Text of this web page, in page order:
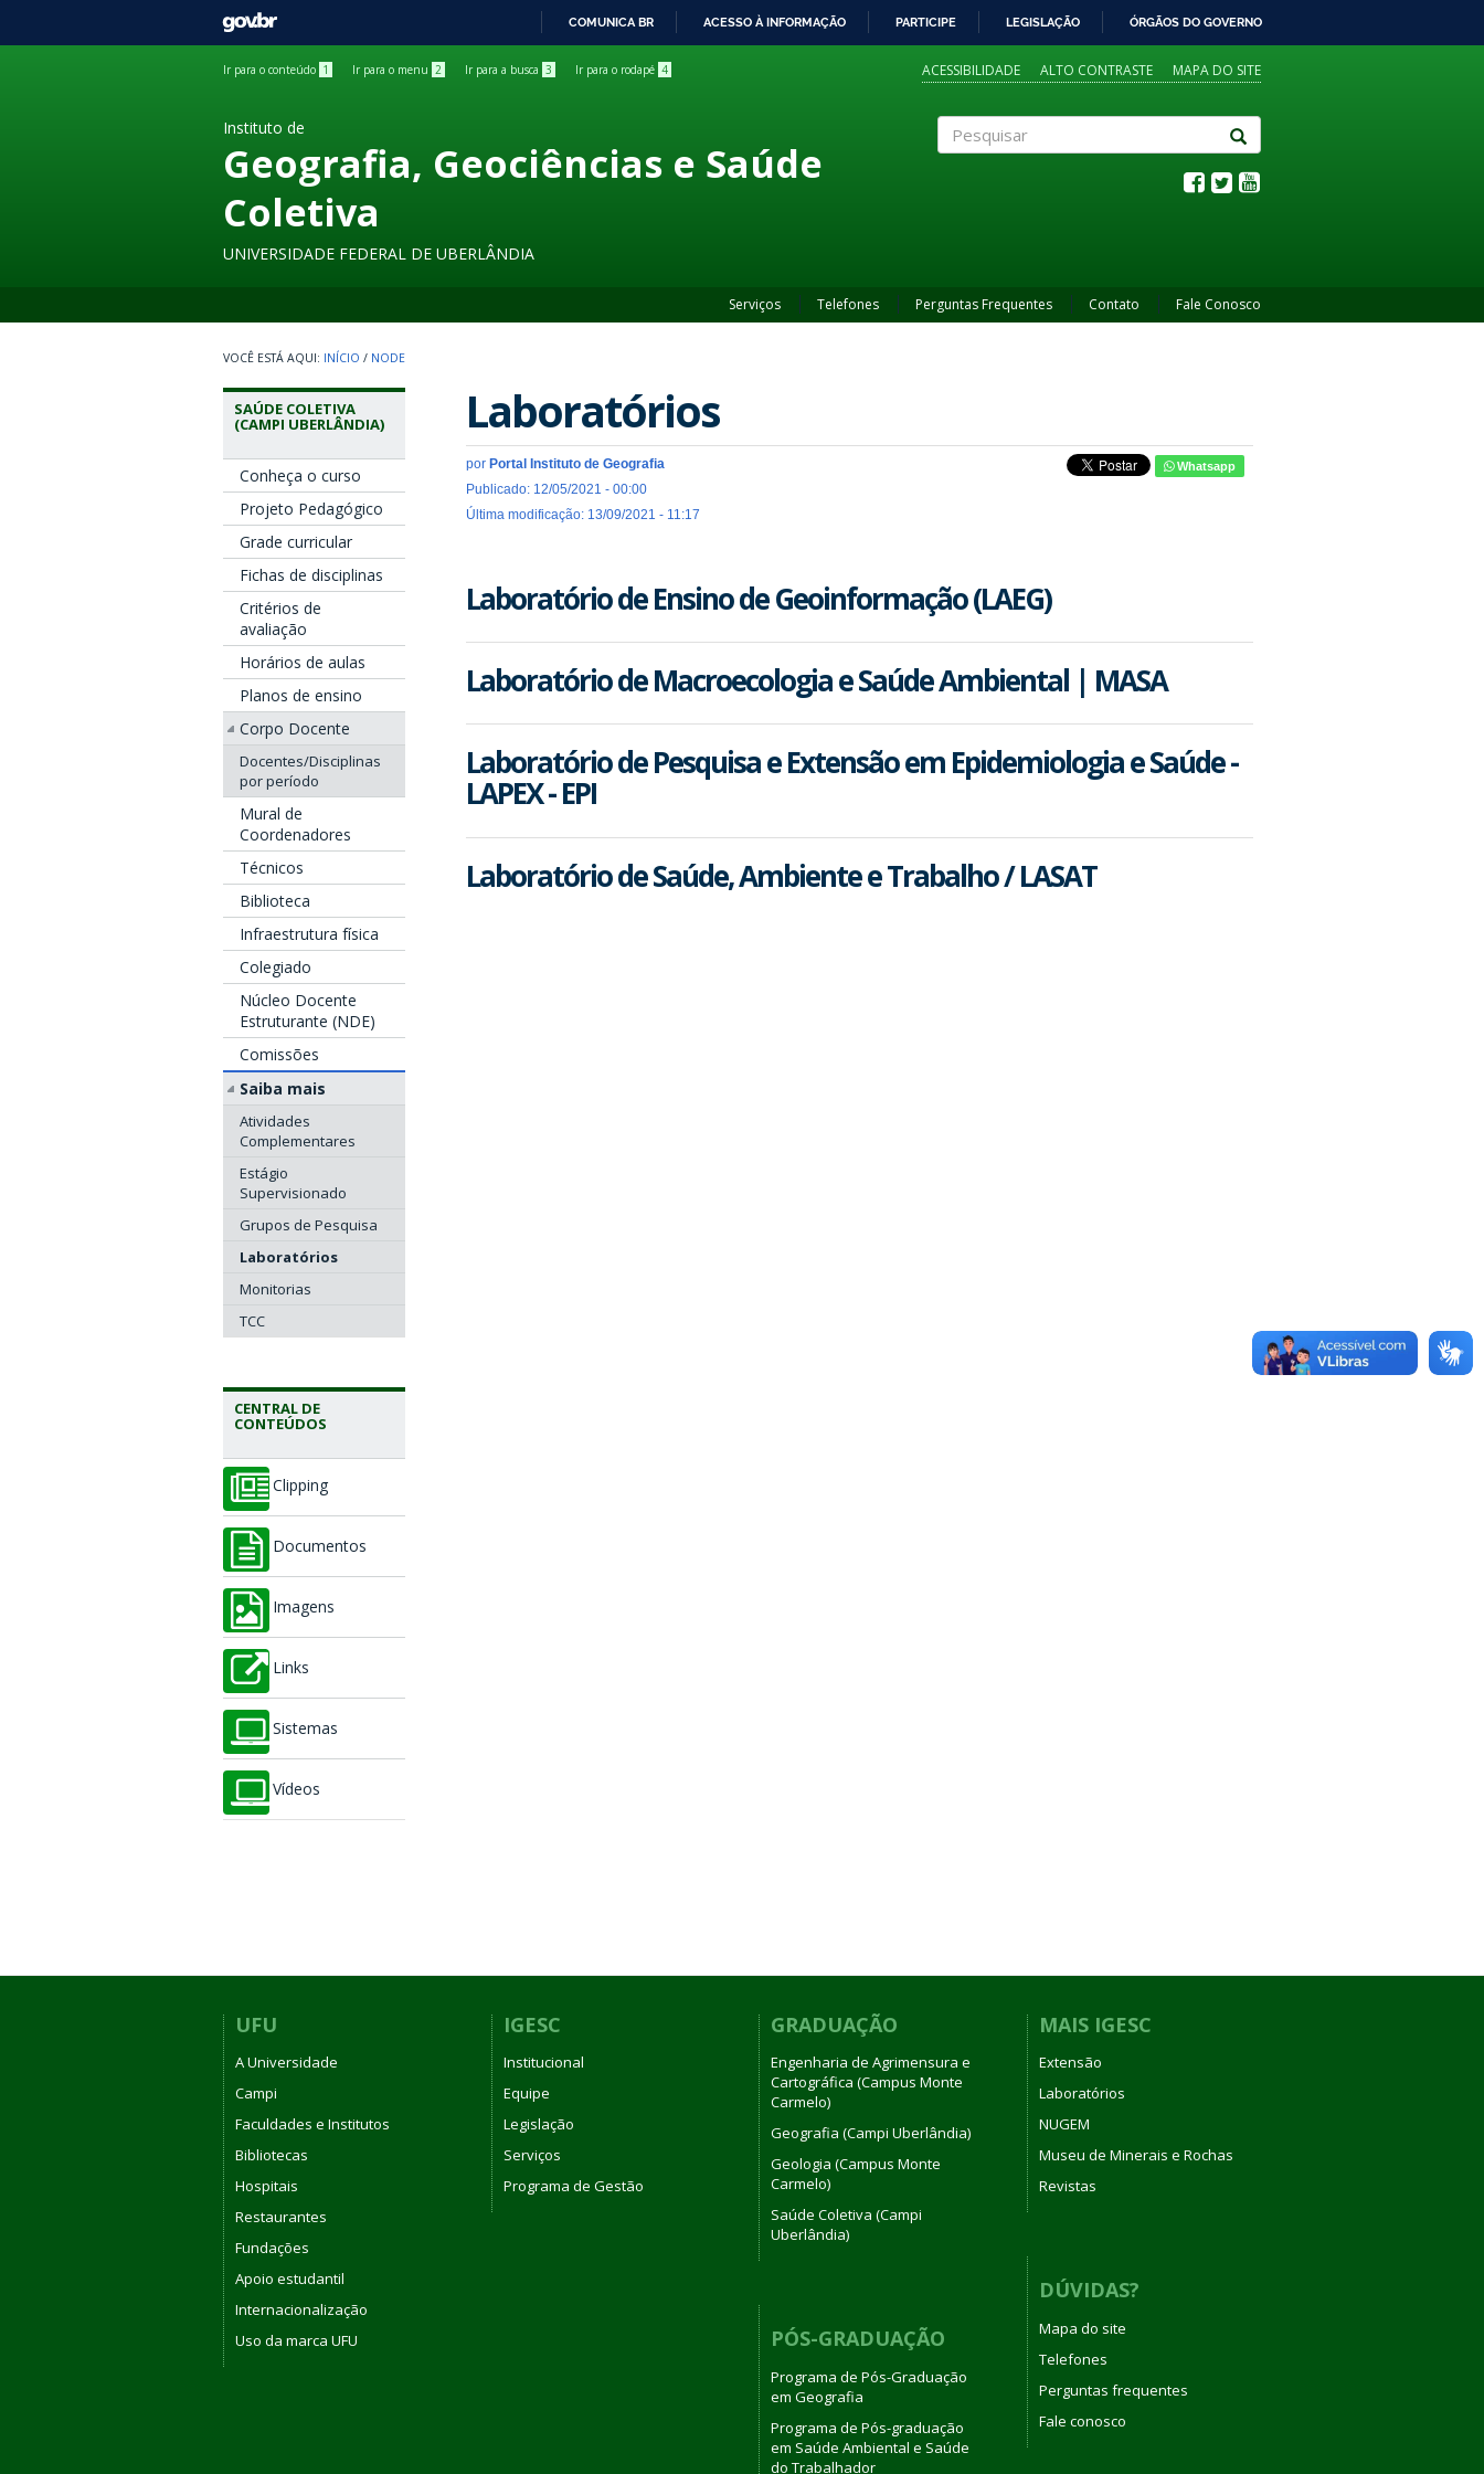
GOVBR
COMUNICA BR ACESSO À INFORMAÇÃO PARTICIPE LEGISLAÇÃO ÓRGÃOS DO GOVERNO
Ir para o conteúdo 1 Ir para o menu 2 Ir para a busca 3 Ir para o rodapé 4 ACESSIBILIDADE ALTO CONTRASTE MAPA DO SITE
Instituto de
Geografia, Geociências e Saúde
Coletiva
UNIVERSIDADE FEDERAL DE UBERLÂNDIA
Serviços Telefones Perguntas Frequentes Contato Fale Conosco
INÍCIO / NODE
SAÚDE COLETIVA
(CAMPI UBERLÂNDIA)
Conheça o curso
Projeto Pedagógico
Grade curricular
Fichas de disciplinas
Critérios de
avaliação
Horários de aulas
Planos de ensino
Corpo Docente
Docentes/Disciplinas
por período
Mural de
Coordenadores
Técnicos
Biblioteca
Infraestrutura física
Colegiado
Núcleo Docente
Estruturante (NDE)
Comissões
Saiba mais
Atividades
Complementares
Estágio
Supervisionado
Grupos de Pesquisa
Laboratórios
Monitorias
TCC
CENTRAL DE
CONTEÚDOS
Clipping
Documentos
Imagens
Links
Sistemas
Vídeos
Laboratórios
por Portal Instituto de Geografia
Publicado: 12/05/2021 - 00:00
Última modificação: 13/09/2021 - 11:17
Whatsapp
Laboratório de Ensino de Geoinformação (LAEG)
Laboratório de Macroecologia e Saúde Ambiental | MASA
Laboratório de Pesquisa e Extensão em Epidemiologia e Saúde -
LAPEX - EPI
Laboratório de Saúde, Ambiente e Trabalho / LASAT
UFU
A Universidade
Campi
Faculdades e Institutos
Bibliotecas
Hospitais
Restaurantes
Fundações
Apoio estudantil
Internacionalização
Uso da marca UFU
IGESC
Institucional
Equipe
Legislação
Serviços
Programa de Gestão
GRADUAÇÃO
Engenharia de Agrimensura e
Cartográfica (Campus Monte
Carmelo)
Geografia (Campi Uberlândia)
Geologia (Campus Monte
Carmelo)
Saúde Coletiva (Campi
Uberlândia)
PÓS-GRADUAÇÃO
Programa de Pós-Graduação
em Geografia
Programa de Pós-graduação
em Saúde Ambiental e Saúde
do Trabalhador
MAIS IGESC
Extensão
Laboratórios
NUGEM
Museu de Minerais e Rochas
Revistas
DÚVIDAS?
Mapa do site
Telefones
Perguntas frequentes
Fale conosco